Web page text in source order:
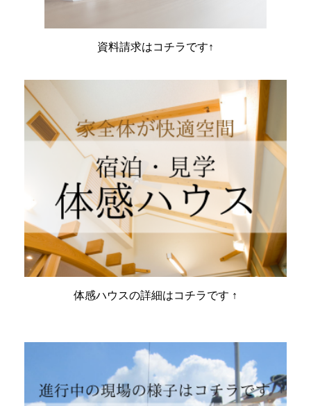
資料請求はコチラです↑
体感ハウスの詳細はコチラです ↑